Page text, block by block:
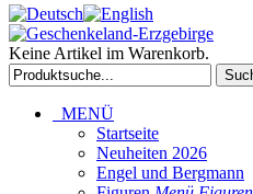
Keine Artikel im Warenkorb.
MENÜ
Startseite
Neuheiten 2026
Engel und Bergmann